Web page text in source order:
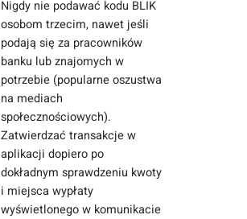
Nigdy nie podawać kodu BLIK
osobom trzecim, nawet jeśli
podają się za pracowników
banku lub znajomych w
potrzebie (popularne oszustwa
na mediach
społecznościowych).
Zatwierdzać transakcje w
aplikacji dopiero po
dokładnym sprawdzeniu kwoty
i miejsca wypłaty
wyświetlonego w komunikacie